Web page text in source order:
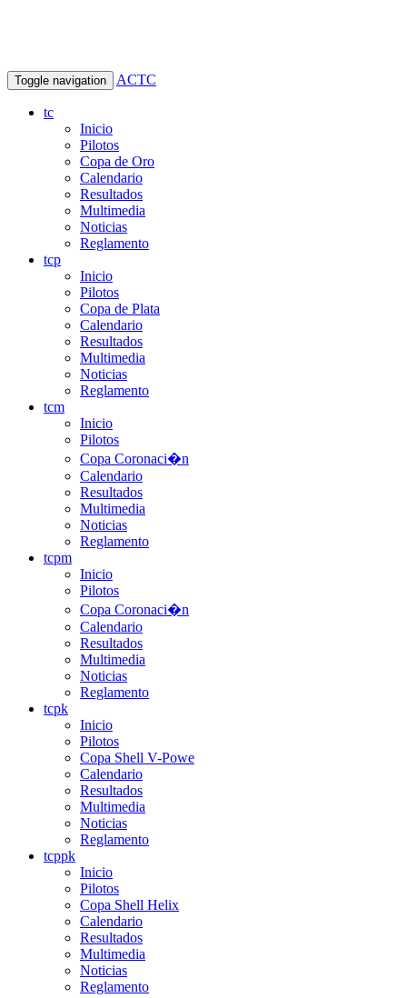
Toggle navigation ACTC
tc
Inicio
Pilotos
Copa de Oro
Calendario
Resultados
Multimedia
Noticias
Reglamento
tcp
Inicio
Pilotos
Copa de Plata
Calendario
Resultados
Multimedia
Noticias
Reglamento
tcm
Inicio
Pilotos
Copa Coronaci�n
Calendario
Resultados
Multimedia
Noticias
Reglamento
tcpm
Inicio
Pilotos
Copa Coronaci�n
Calendario
Resultados
Multimedia
Noticias
Reglamento
tcpk
Inicio
Pilotos
Copa Shell V-Powe
Calendario
Resultados
Multimedia
Noticias
Reglamento
tcppk
Inicio
Pilotos
Copa Shell Helix
Calendario
Resultados
Multimedia
Noticias
Reglamento